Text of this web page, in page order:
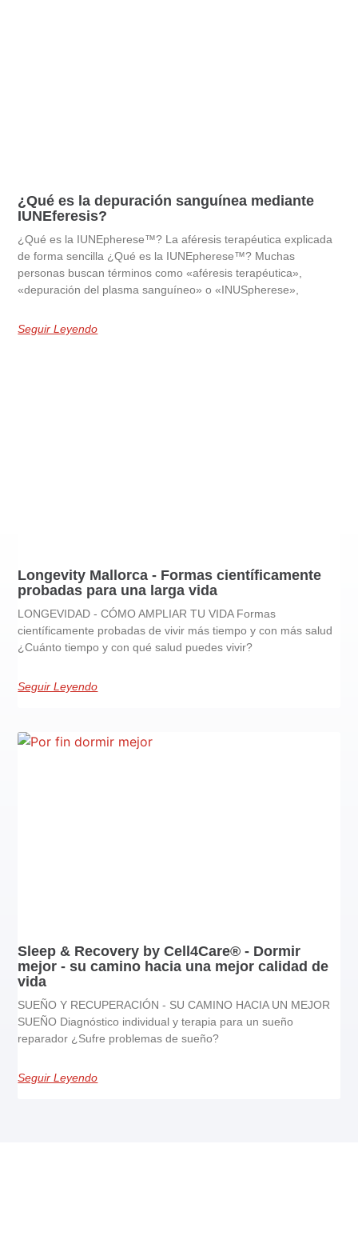
¿Qué es la depuración sanguínea mediante
IUNEferesis?
¿Qué es la IUNEpherese™? La aféresis terapéutica explicada
de forma sencilla ¿Qué es la IUNEpherese™? Muchas
personas buscan términos como «aféresis terapéutica»,
«depuración del plasma sanguíneo» o «INUSpherese»,
Seguir Leyendo
Longevity Mallorca - Formas científicamente
probadas para una larga vida
LONGEVIDAD - CÓMO AMPLIAR TU VIDA Formas
científicamente probadas de vivir más tiempo y con más salud
¿Cuánto tiempo y con qué salud puedes vivir?
Seguir Leyendo
Sleep & Recovery by Cell4Care® - Dormir
mejor - su camino hacia una mejor calidad de
vida
SUEÑO Y RECUPERACIÓN - SU CAMINO HACIA UN MEJOR
SUEÑO Diagnóstico individual y terapia para un sueño
reparador ¿Sufre problemas de sueño?
Seguir Leyendo